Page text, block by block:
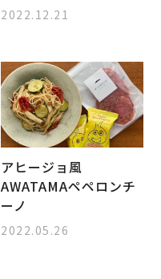
2022.12.21
アヒージョ風
AWATAMAペペロンチ
ーノ
2022.05.26